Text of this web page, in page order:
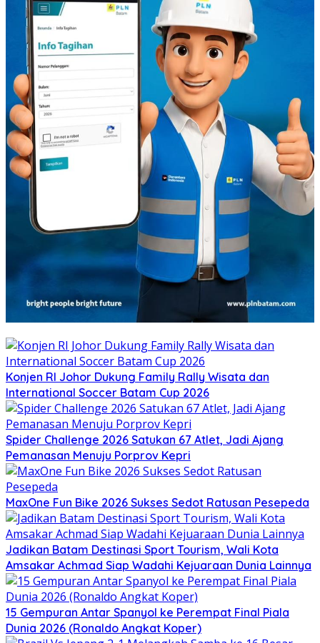
Konjen RI Johor Dukung Family Rally Wisata dan
International Soccer Batam Cup 2026
Spider Challenge 2026 Satukan 67 Atlet, Jadi Ajang
Pemanasan Menuju Porprov Kepri
MaxOne Fun Bike 2026 Sukses Sedot Ratusan Pesepeda
Jadikan Batam Destinasi Sport Tourism, Wali Kota
Amsakar Achmad Siap Wadahi Kejuaraan Dunia Lainnya
15 Gempuran Antar Spanyol ke Perempat Final Piala
Dunia 2026 (Ronaldo Angkat Koper)